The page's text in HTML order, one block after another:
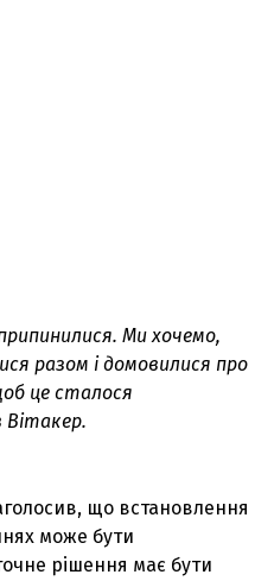
Ми хочемо,
разом і домовилися про
це сталося
що встановлення
може бути
рішення має бути